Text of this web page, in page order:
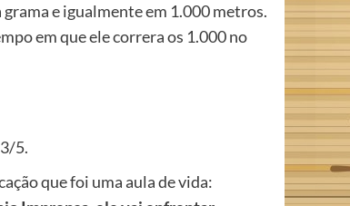
e igualmente em 1.000 metros.
em que ele correra os 1.000 no
5.
que foi uma aula de vida: